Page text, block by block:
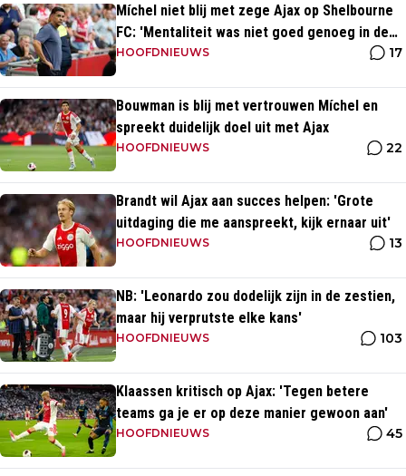
Míchel niet blij met zege Ajax op Shelbourne
FC: 'Mentaliteit was niet goed genoeg in de
slotfase'
HOOFDNIEUWS 17
Bouwman is blij met vertrouwen Míchel en
spreekt duidelijk doel uit met Ajax
HOOFDNIEUWS 22
Brandt wil Ajax aan succes helpen: 'Grote
uitdaging die me aanspreekt, kijk ernaar uit'
HOOFDNIEUWS 13
NB: 'Leonardo zou dodelijk zijn in de zestien,
maar hij verprutste elke kans'
HOOFDNIEUWS 103
Klaassen kritisch op Ajax: 'Tegen betere
teams ga je er op deze manier gewoon aan'
HOOFDNIEUWS 45